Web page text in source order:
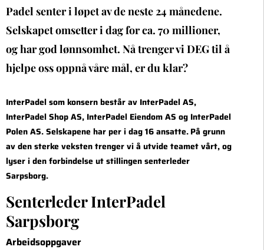
Padel senter i løpet av de neste 24 månedene.
Selskapet omsetter i dag for ca. 70 millioner,
og har god lønnsomhet. Nå trenger vi DEG til å
hjelpe oss oppnå våre mål, er du klar?
InterPadel som konsern består av InterPadel AS,
InterPadel Shop AS, InterPadel Eiendom AS og InterPadel
Polen AS. Selskapene har per i dag 16 ansatte.På grunn
av den sterke veksten trenger vi å utvide teamet vårt, og
lyser i den forbindelse ut stillingen senterleder
Sarpsborg.
Senterleder InterPadel
Sarpsborg
Arbeidsoppgaver